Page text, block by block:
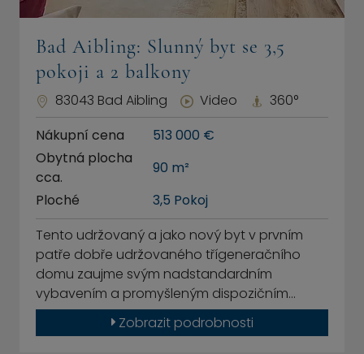
Bad Aibling: Slunný byt se 3,5
pokoji a 2 balkony
83043 Bad Aibling Video
360°
Nákupní cena
513 000 €
Obytná plocha
cca.
90 m²
Ploché
3,5 Pokoj
Tento udržovaný a jako nový byt v prvním
patře dobře udržovaného třígeneračního
domu zaujme svým nadstandardním
vybavením a promyšleným dispozičním…
Zobrazit podrobnosti